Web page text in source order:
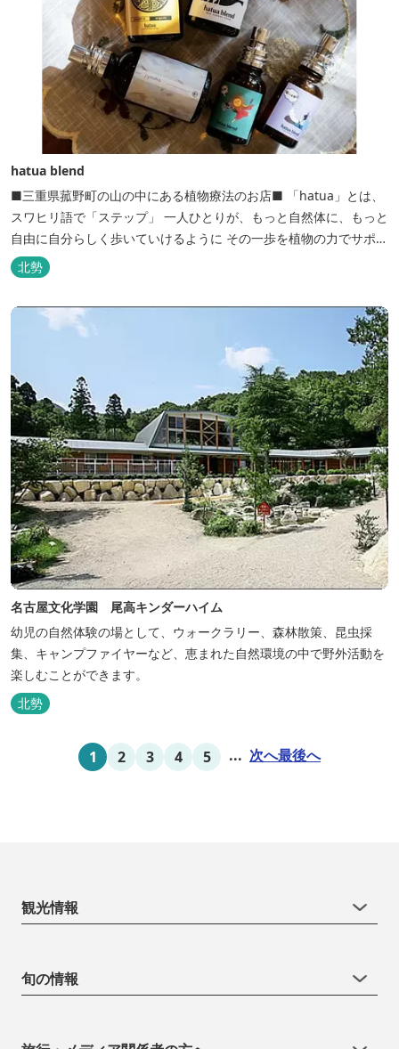
hatua blend
■三重県菰野町の山の中にある植物療法のお店■ 「hatua」とは、
スワヒリ語で「ステップ」 一人ひとりが、もっと自然体に、もっと
自由に自分らしく歩いていけるように その一歩を植物の力でサポー
トしたいという思いから生まれたお店。 黄土スチームよもぎ蒸しや
アロマの調合、季節の養生講座、アロマ講座、腸活講座、ワークシ
ョップ、イベント出店 植物を通して身体と心を整えよう！をテーマ
北勢
名古屋文化学園 尾高キンダーハイム
幼児の自然体験の場として、ウォークラリー、森林散策、昆虫採
集、キャンプファイヤーなど、恵まれた自然環境の中で野外活動を
楽しむことができます。
北勢
1 2 3 4 5 ... 次へ最後へ
観光情報
旬の情報